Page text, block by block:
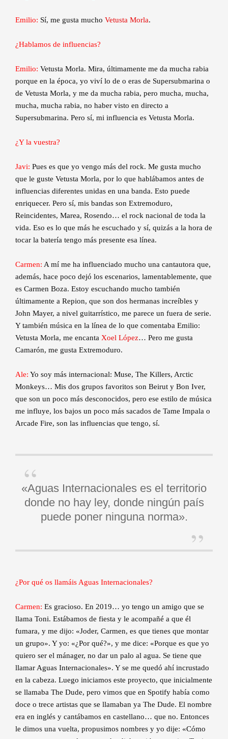
Emilio: Sí, me gusta mucho Vetusta Morla.
¿Hablamos de influencias?
Emilio: Vetusta Morla. Mira, últimamente me da mucha rabia
porque en la época, yo viví lo de o eras de Supersubmarina o
de Vetusta Morla, y me da mucha rabia, pero mucha, mucha,
mucha, mucha rabia, no haber visto en directo a
Supersubmarina. Pero sí, mi influencia es Vetusta Morla.
¿Y la vuestra?
Javi: Pues es que yo vengo más del rock. Me gusta mucho
que le guste Vetusta Morla, por lo que hablábamos antes de
influencias diferentes unidas en una banda. Esto puede
enriquecer. Pero sí, mis bandas son Extremoduro,
Reincidentes, Marea, Rosendo… el rock nacional de toda la
vida. Eso es lo que más he escuchado y sí, quizás a la hora de
tocar la batería tengo más presente esa línea.
Carmen: A mí me ha influenciado mucho una cantautora que,
además, hace poco dejó los escenarios, lamentablemente, que
es Carmen Boza. Estoy escuchando mucho también
últimamente a Repion, que son dos hermanas increíbles y
John Mayer, a nivel guitarrístico, me parece un fuera de serie.
Y también música en la línea de lo que comentaba Emilio:
Vetusta Morla, me encanta Xoel López… Pero me gusta
Camarón, me gusta Extremoduro.
Ale: Yo soy más internacional: Muse, The Killers, Arctic
Monkeys… Mis dos grupos favoritos son Beirut y Bon Iver,
que son un poco más desconocidos, pero ese estilo de música
me influye, los bajos un poco más sacados de Tame Impala o
Arcade Fire, son las influencias que tengo, sí.
«Aguas Internacionales es el territorio
donde no hay ley, donde ningún país
puede poner ninguna norma».
¿Por qué os llamáis Aguas Internacionales?
Carmen: Es gracioso. En 2019… yo tengo un amigo que se
llama Toni. Estábamos de fiesta y le acompañé a que él
fumara, y me dijo: «Joder, Carmen, es que tienes que montar
un grupo». Y yo: «¿Por qué?», y me dice: «Porque es que yo
quiero ser el mánager, no dar un palo al agua. Se tiene que
llamar Aguas Internacionales». Y se me quedó ahí incrustado
en la cabeza. Luego iniciamos este proyecto, que inicialmente
se llamaba The Dude, pero vimos que en Spotify había como
doce o trece artistas que se llamaban ya The Dude. El nombre
era en inglés y cantábamos en castellano… que no. Entonces
le dimos una vuelta, propusimos nombres y yo dije: «Cómo